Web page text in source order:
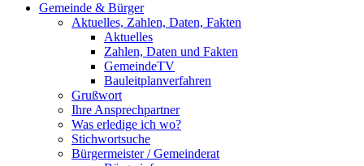
Gemeinde & Bürger
Aktuelles, Zahlen, Daten, Fakten
Aktuelles
Zahlen, Daten und Fakten
GemeindeTV
Bauleitplanverfahren
Grußwort
Ihre Ansprechpartner
Was erledige ich wo?
Stichwortsuche
Bürgermeister / Gemeinderat